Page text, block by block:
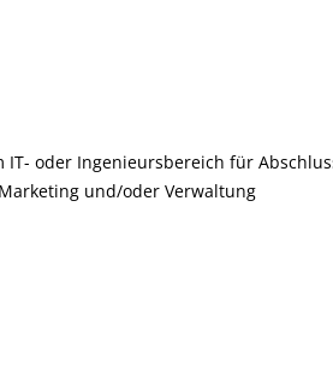
oder Ingenieursbereich für
und/oder Verwaltung